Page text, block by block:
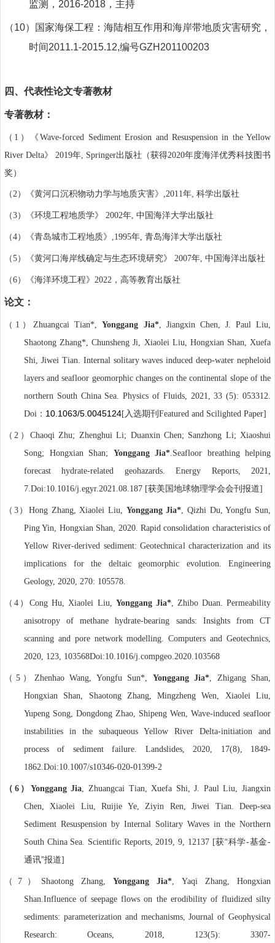
监测， 2016-2018 ，主持
（10）
国家海保工程：海陆相互作用和海岸带地质灾害研究，
时间2011.1-2015.12,编号GZH201100203
四、 代表性论文专著教材
专著教材：
（ 1 ）《Wave-forced Sediment Erosion and Resuspension in the Yellow
River Delta》 2019年 , Springer出版社（获得2020年度海洋优秀科技图书
奖）
（ 2 ）《黄河口沉积物动力学与地质灾害》 ,2011年 科学出版社
（3）《环境工程地质学》 2002年 中国海洋大学出版社
（4）《青岛城市工程地质》 ,1995年 青岛海洋大学出版社
（5）《黄河口海岸线确定与生态环境研究》 2007年 中国海洋出版社
（6）《海洋环境工程》 2022 ，高等教育出版社
论文：
（ 1 ） Zhuangcai Tian*,Yonggang Jia*, Jiangxin Chen, J. Paul Liu,
Shaotong Zhang*, Chunsheng Ji, Xiaolei Liu, Hongxian Shan, Xuefa
Shi, Jiwei Tian. Internal solitary waves induced deep-water nepheloid
layers and seafloor geomorphic changes on the continental slope of the
northern South China Sea. Physics of Fluids, 2021, 33 (5): 053312.
Doi ： 10.1063/5.0045124[ 入选期刊 Featured and Scilighted Paper]
（ 2 ）Chaoqi Zhu; Zhenghui Li; Duanxin Chen; Sanzhong Li; Xiaoshui
Song; Hongxian Shan; Yonggang Jia* .Seafloor breathing helping
forecast hydrate-related geohazards. Energy Reports, 2021,
7.Doi:10.1016/j.egyr.2021.08.187 [获美国地球物理学会会刊报道]
（ 3）Hong Zhang, Xiaolei Liu, Yonggang Jia* , Qizhi Du, Yongfu Sun,
Ping Yin, Hongxian Shan, 2020. Rapid consolidation characteristics of
Yellow River-derived sediment: Geotechnical characterization and its
implications for the deltaic geomorphic evolution. Engineering
Geology, 2020, 270: 105578.
（4 ）Cong Hu, Xiaolei Liu, Yonggang Jia*, Zhibo Duan. Permeability
anisotropy of methane hydrate-bearing sands: Insights from CT
scanning and pore network modelling. Computers and Geotechnics,
2020, 123, 103568Doi:10.1016/j.compgeo.2020.103568
（ 5） Zhenhao Wang, Yongfu Sun*, Yonggang Jia* , Zhigang Shan,
Hongxian Shan, Shaotong Zhang, Mingzheng Wen, Xiaolei Liu,
Yupeng Song, Dongdong Zhao, Shipeng Wen, Wave-induced seafloor
instabilities in the subaqueous Yellow River Delta-initiation and
process of sediment failure. Landslides, 2020, 17(8), 1849-
1862.Doi:10.1007/s10346-020-01399-2
（ 6） Yonggang Jia , Zhuangcai Tian, Xuefa Shi, J. Paul Liu, Jiangxin
Chen, Xiaolei Liu, Ruijie Ye, Ziyin Ren, Jiwei Tian. Deep-sea
Sediment Resuspension by Internal Solitary Waves in the Northern
South China Sea. Scientific Reports, 2019, 9, 12137 [获“科学-基金-
通讯”报道]
（ 7 ） Shaotong Zhang, Yonggang Jia* , Yaqi Zhang, Hongxian
Shan.Influence of seepage flows on the erodibility of fluidized silty
sediments: parameterization and mechanisms, Journal of Geophysical
Research: Oceans, 2018, 123(5): 3307-